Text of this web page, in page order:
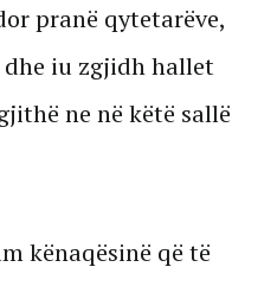
pranë qytetarëve,
dhe iu zgjidh hallet
ne në këtë sallë
kënaqësinë që të